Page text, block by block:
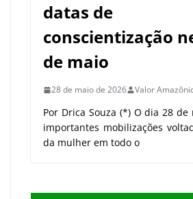
datas de
conscientização
de maio
28 de maio de 2026 Valor
Por Drica Souza (*) O dia 28 de
importantes mobilizações
da mulher em todo o